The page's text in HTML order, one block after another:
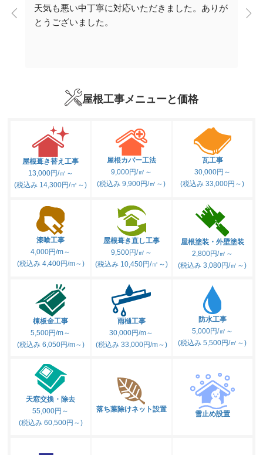
天気も悪い中丁寧に対応いただきました。ありが
とうございました。
屋根工事メニューと価格
屋根葺き替え工事
13,000円/㎡～
(税込み 14,300円/㎡～)
屋根カバー工法
9,000円/㎡～
(税込み 9,900円/㎡～)
瓦工事
30,000円～
(税込み 33,000円～)
漆喰工事
4,000円/m～
(税込み 4,400円/m～)
屋根葺き直し工事
9,500円/㎡～
(税込み 10,450円/㎡～)
屋根塗装・外壁塗装
2,800円/㎡～
(税込み 3,080円/㎡～)
棟板金工事
5,500円/m～
(税込み 6,050円/m～)
雨樋工事
30,000円/m～
(税込み 33,000円/m～)
防水工事
5,000円/㎡～
(税込み 5,500円/㎡～)
天窓交換・除去
55,000円～
(税込み 60,500円～)
落ち葉除けネット設置
雪止め設置